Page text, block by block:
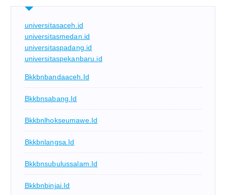
universitasaceh.id
universitasmedan.id
universitaspadang.id
universitaspekanbaru.id
Bkkbnbandaaceh.id
Bkkbnsabang.id
Bkkbnlhokseumawe.id
Bkkbnlangsa.id
Bkkbnsubulussalam.id
Bkkbnbinjai.id